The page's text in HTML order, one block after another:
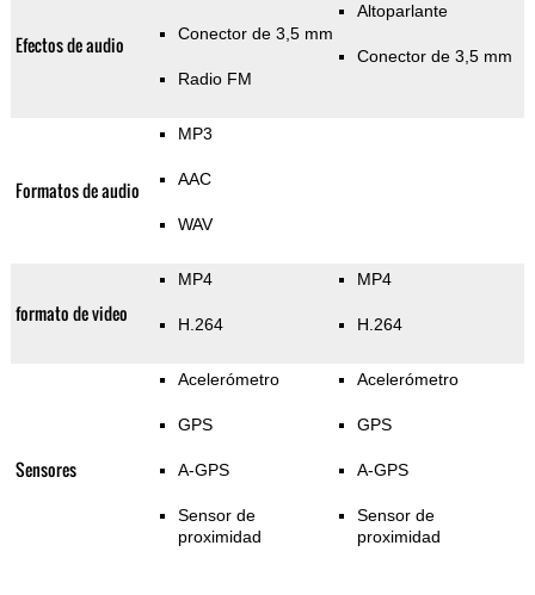
Efectos de audio Conector de 3,5 mm
Radio FM
Altoparlante
Conector de 3,5 mm
Formatos de audio
MP3
AAC
WAV
formato de video
MP4
H.264
MP4
H.264
Sensores
Acelerómetro
GPS
A-GPS
Sensor de
proximidad
Acelerómetro
GPS
A-GPS
Sensor de
proximidad